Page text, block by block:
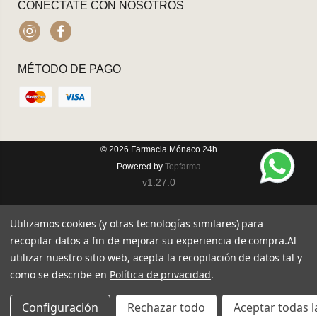
CONÉCTATE CON NOSOTROS
InstagramFacebook
MÉTODO DE PAGO
© 2026 Farmacia Mónaco 24h
Powered by Topfarma
v1.27.0
Utilizamos cookies (y otras tecnologías similares) para
recopilar datos a fin de mejorar su experiencia de compra.Al
utilizar nuestro sitio web, acepta la recopilación de datos tal y
como se describe en Política de privacidad.
Configuración Rechazar todo Aceptar todas